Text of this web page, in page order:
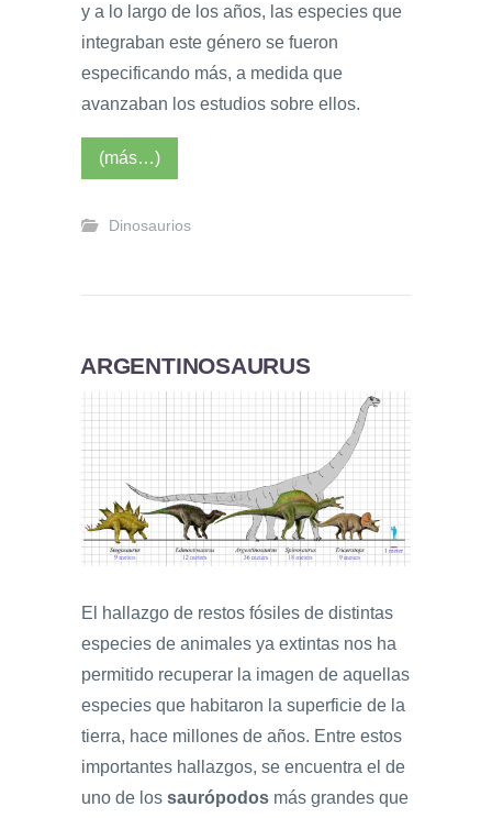
y a lo largo de los años, las especies que
integraban este género se fueron
especificando más, a medida que
avanzaban los estudios sobre ellos.
(más…)
Dinosaurios
ARGENTINOSAURUS
El hallazgo de restos fósiles de distintas
especies de animales ya extintas nos ha
permitido recuperar la imagen de aquellas
especies que habitaron la superficie de la
tierra, hace millones de años. Entre estos
importantes hallazgos, se encuentra el de
uno de los saurópodos más grandes que